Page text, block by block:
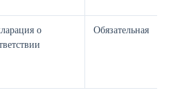
о
Обязательная